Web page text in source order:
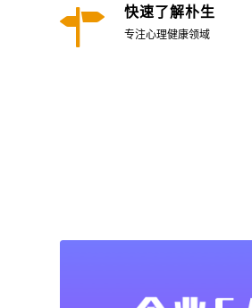
快速了解朴生
专注心理健康领域